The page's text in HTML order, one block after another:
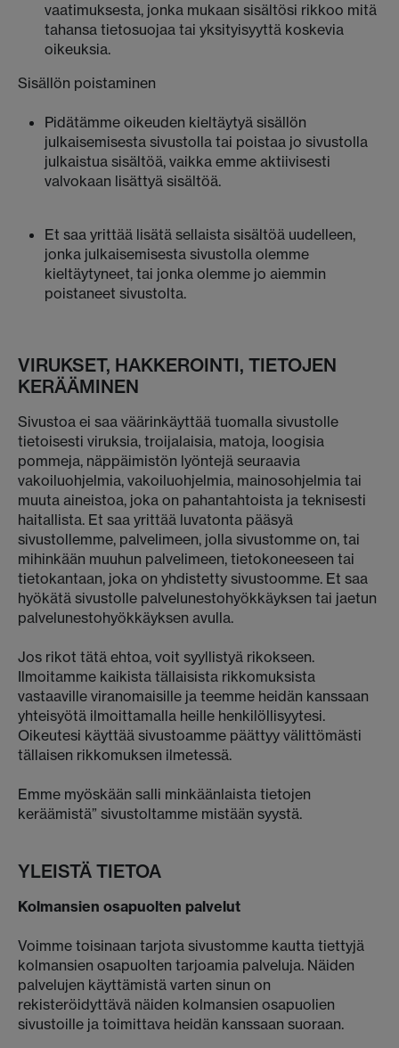
vaatimuksesta, jonka mukaan sisältösi rikkoo mitä
tahansa tietosuojaa tai yksityisyyttä koskevia
oikeuksia.
Sisällön poistaminen
Pidätämme oikeuden kieltäytyä sisällön
julkaisemisesta sivustolla tai poistaa jo sivustolla
julkaistua sisältöä, vaikka emme aktiivisesti
valvokaan lisättyä sisältöä.
Et saa yrittää lisätä sellaista sisältöä uudelleen,
jonka julkaisemisesta sivustolla olemme
kieltäytyneet, tai jonka olemme jo aiemmin
poistaneet sivustolta.
VIRUKSET, HAKKEROINTI, TIETOJEN
KERÄÄMINEN
Sivustoa ei saa väärinkäyttää tuomalla sivustolle
tietoisesti viruksia, troijalaisia, matoja, loogisia
pommeja, näppäimistön lyöntejä seuraavia
vakoiluohjelmia, vakoiluohjelmia, mainosohjelmia tai
muuta aineistoa, joka on pahantahtoista ja teknisesti
haitallista. Et saa yrittää luvatonta pääsyä
sivustollemme, palvelimeen, jolla sivustomme on, tai
mihinkään muuhun palvelimeen, tietokoneeseen tai
tietokantaan, joka on yhdistetty sivustoomme. Et saa
hyökätä sivustolle palvelunestohyökkäyksen tai jaetun
palvelunestohyökkäyksen avulla.
Jos rikot tätä ehtoa, voit syyllistyä rikokseen.
Ilmoitamme kaikista tällaisista rikkomuksista
vastaaville viranomaisille ja teemme heidän kanssaan
yhteisyötä ilmoittamalla heille henkilöllisyytesi.
Oikeutesi käyttää sivustoamme päättyy välittömästi
tällaisen rikkomuksen ilmetessä.
Emme myöskään salli minkäänlaista tietojen
keräämistä” sivustoltamme mistään syystä.
YLEISTÄ TIETOA
Kolmansien osapuolten palvelut
Voimme toisinaan tarjota sivustomme kautta tiettyjä
kolmansien osapuolten tarjoamia palveluja. Näiden
palvelujen käyttämistä varten sinun on
rekisteröidyttävä näiden kolmansien osapuolien
sivustoille ja toimittava heidän kanssaan suoraan.